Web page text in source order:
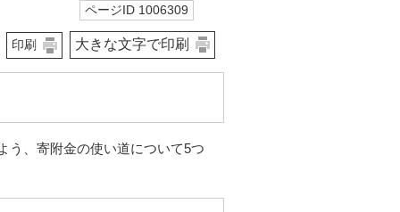
ページID 1006309
印刷 大きな文字で印刷
う、寄附金の使い道について5つ